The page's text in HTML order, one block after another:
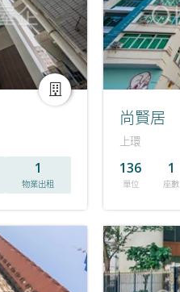
1
物業出租
尚賢居
上環
136
單位
1
座數